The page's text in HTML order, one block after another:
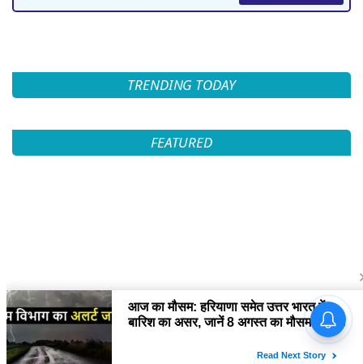
TRENDING TODAY
FEATURED